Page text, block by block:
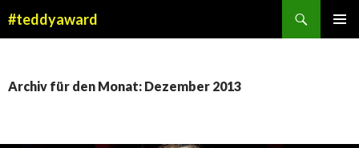
#teddyaward
Archiv für den Monat: Dezember 2013